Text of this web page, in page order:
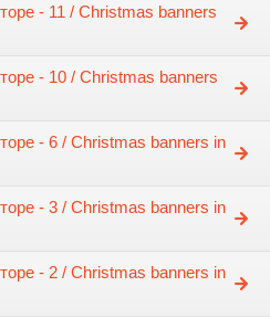
- 11 / Christmas banners
- 10 / Christmas banners
- 6 / Christmas banners in
- 3 / Christmas banners in
- 2 / Christmas banners in